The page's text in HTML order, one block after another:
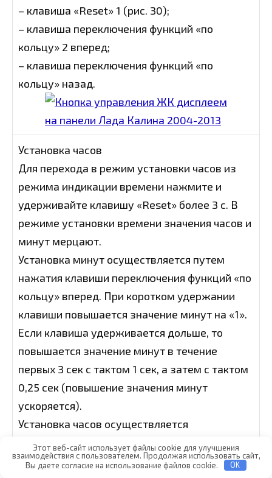
– клавиша «Reset» 1 (рис. 30);
– клавиша переключения функций «по
кольцу» 2 вперед;
– клавиша переключения функций «по
кольцу» назад.
Установка часов
Для перехода в режим установки часов из
режима индикации времени нажмите и
удерживайте клавишу «Reset» более 3 с. В
режиме установки времени значения часов и
минут мерцают.
Установка минут осуществляется путем
нажатия клавиши переключения функций «по
кольцу» вперед. При коротком удержании
клавиши повышается значение минут на «1».
Если клавиша удерживается дольше, то
повышается значение минут в течение
первых 3 сек с тактом 1 сек, а затем с тактом
0,25 сек (повышение значения минут
ускоряется).
Установка часов осуществляется
соответственно нажатием клавиши
переключения функций «по кольцу» назад.
Этот веб-сайт использует файлы cookie для улучшения
взаимодействия с пользователем. Продолжая использовать сайт,
Вы даете согласие на использование файлов cookie.
OK